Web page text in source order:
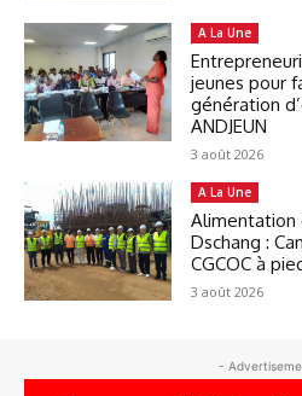
A La Une
jeunes pour
génération
ANDJEUN
3 août 2026
A La Une
Alimentation
Dschang :
CGCOC à
3 août 2026
-